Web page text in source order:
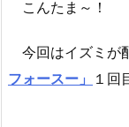
こんたま～！
今回はイズミが
フォースー」
１回